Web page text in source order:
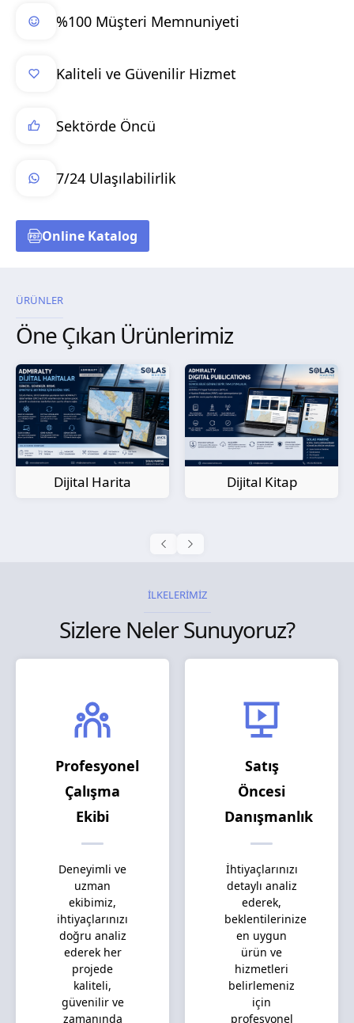
%100 Müşteri Memnuniyeti
Kaliteli ve Güvenilir Hizmet
Sektörde Öncü
7/24 Ulaşılabilirlik
Online Katalog
ÜRÜNLER
Öne Çıkan Ürünlerimiz
Dijital Kitap
Kağıt Harita
İLKELERİMİZ
Sizlere Neler Sunuyoruz?
Profesyonel
Çalışma
Ekibi
Deneyimli ve
uzman
ekibimiz,
ihtiyaçlarınızı
doğru analiz
ederek her
projede
kaliteli,
güvenilir ve
zamanında
Satış
Öncesi
Danışmanlık
İhtiyaçlarınızı
detaylı analiz
ederek,
beklentilerinize
en uygun
ürün ve
hizmetleri
belirlemeniz
için
profesyonel